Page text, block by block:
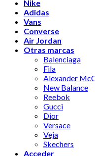
Nike
Adidas
Vans
Converse
Air Jordan
Otras marcas
Balenciaga
Fila
Alexander
New Balance
Reebok
Gucci
Dior
Versace
Veja
Skechers
Acceder